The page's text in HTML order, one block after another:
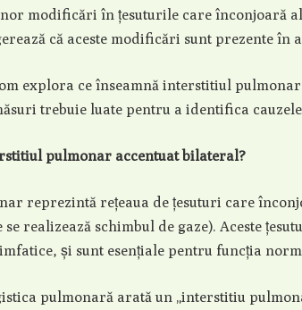
modificări în țesuturile care înconjoară
că aceste modificări sunt prezente în
explora ce înseamnă interstitiul
trebuie luate pentru a identifica
pulmonar accentuat bilateral?
reprezintă rețeaua de țesuturi care
realizează schimbul de gaze). Aceste
și sunt esențiale pentru funcția
pulmonară arată un „interstitiu